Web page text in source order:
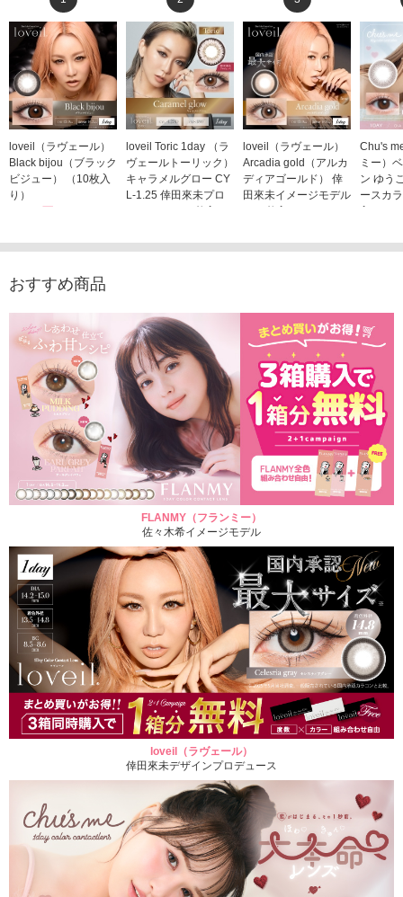
loveil（ラヴェール）
Black bijou（ブラック
ビジュー） （10枚入
り）
loveil Toric 1day （ラ
ヴェールトーリック）
キャラメルグロー CY
L-1.25 倖田來未プロ
デュース （10枚入
1,760円(税込)
loveil（ラヴェール）
Arcadia gold（アルカ
ディアゴールド） 倖
田來未イメージモデル
（10枚入り）
Chu's
ミー）
ン ゆう
ースカ
入り）
おすすめ商品
FLANMY（フランミー）
佐々木希イメージモデル
loveil（ラヴェール）
倖田來未デザインプロデュース